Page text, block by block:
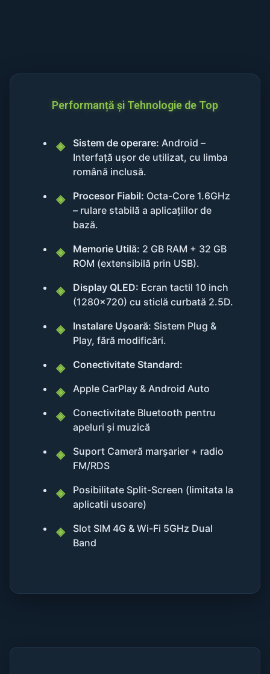
Performanță și Tehnologie de Top
Sistem de operare: Android –
Interfață ușor de utilizat, cu limba
română inclusă.
Procesor Fiabil: Octa-Core 1.6GHz
– rulare stabilă a aplicațiilor de
bază.
Memorie Utilă: 2 GB RAM + 32 GB
ROM (extensibilă prin USB).
Display QLED: Ecran tactil 10 inch
(1280x720) cu sticlă curbată 2.5D.
Instalare Ușoară: Sistem Plug &
Play, fără modificări.
Conectivitate Standard:
Apple CarPlay & Android Auto
Conectivitate Bluetooth pentru
apeluri și muzică
Suport Cameră marșarier + radio
FM/RDS
Posibilitate Split-Screen (limitata la
aplicatii usoare)
Slot SIM 4G & Wi-Fi 5GHz Dual
Band